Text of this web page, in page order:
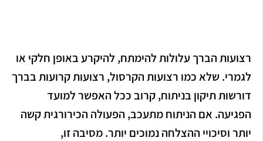
רצועות הברך עלולות להימתח, להיקרע באופן חלקי או
לגמרי. שלא כמו רצועות הקרסול, רצועות קרועות בברך
דורשות תיקון בניתוח, קרוב ככל האפשר למועד
הפגיעה. אם הניתוח מתעכב, הפעולה הכירורגית קשה
יותר וסיכויי ההצלחה נמוכים יותר. מסיבה זו,